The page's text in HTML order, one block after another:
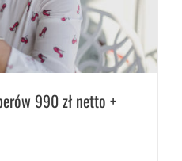
990 zł netto +